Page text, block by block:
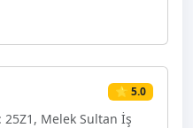
⭐ 5.0
25Z1, Melek Sultan İş